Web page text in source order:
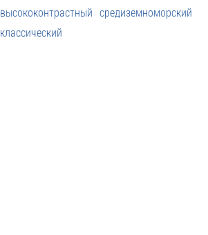
высококонтрастный средиземноморский
классический